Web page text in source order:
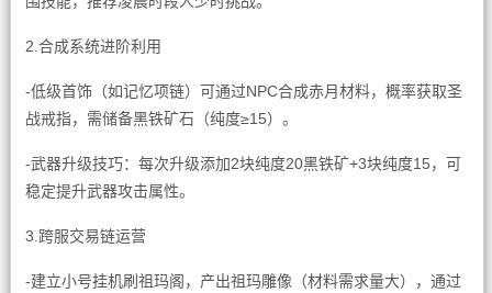
2.合成系统进阶利用
-低级首饰（如记忆项链）可通过NPC合成赤月材料，概率获取圣
战戒指，需储备黑铁矿石（纯度≥15）。
-武器升级技巧：每次升级添加2块纯度20黑铁矿+3块纯度15，可
稳定提升武器攻击属性。
3.跨服交易链运营
-建立小号挂机刷祖玛阁，产出祖玛雕像（材料需求量大），通过